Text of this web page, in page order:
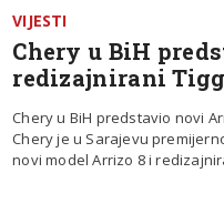
VIJESTI
Chery u BiH
redizajnirani
Chery u BiH predstavio novi
Chery je u Sarajevu
novi model Arrizo 8 i